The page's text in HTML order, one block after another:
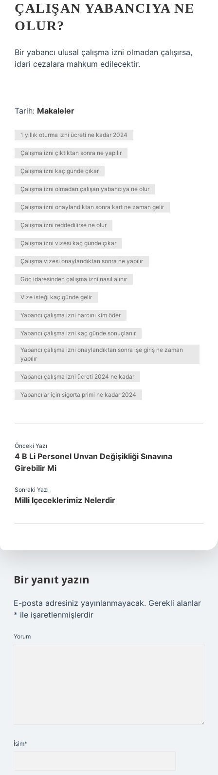
ÇALIŞAN YABANCIYA NE
OLUR?
Bir yabancı ulusal çalışma izni olmadan çalışırsa,
idari cezalara mahkum edilecektir.
Tarih: Makaleler
1 yıllık oturma izni ücreti ne kadar 2024
Çalışma izni çıktıktan sonra ne yapılır
Çalışma izni kaç günde çıkar
Çalışma izni olmadan çalışan yabancıya ne olur
Çalışma izni onaylandıktan sonra kart ne zaman gelir
Çalışma izni reddedilirse ne olur
Çalışma izni vizesi kaç günde çıkar
Çalışma vizesi onaylandıktan sonra ne yapılır
Göç idaresinden çalışma izni nasıl alınır
Vize isteği kaç günde gelir
Yabancı çalışma izni harcını kim öder
Yabancı çalışma izni kaç günde sonuçlanır
Yabancı çalışma izni onaylandıktan sonra işe giriş ne zaman
yapılır
Yabancı çalışma izni ücreti 2024 ne kadar
Yabancılar için sigorta primi ne kadar 2024
Önceki Yazı
4 B Li Personel Unvan Değişikliği Sınavına
Girebilir Mi
Sonraki Yazı
Milli Içeceklerimiz Nelerdir
Bir yanıt yazın
E-posta adresiniz yayınlanmayacak. Gerekli alanlar
* ile işaretlenmişlerdir
Yorum
İsim*